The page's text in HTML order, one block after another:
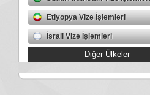
Etiyopya Vize İşlemleri
İsrail Vize İşlemleri
Diğer Ülkeler